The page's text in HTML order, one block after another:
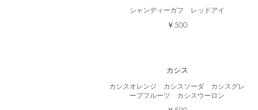
シャンディーガフ レッドアイ
￥500
カシス
カシスオレンジ カシスソーダ カシスグレ
ープフルーツ カシスウーロン